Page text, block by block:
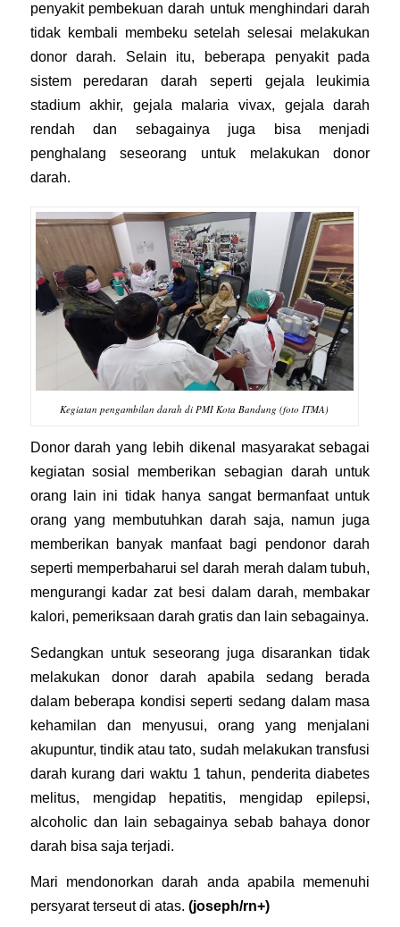
penyakit pembekuan darah untuk menghindari darah
tidak kembali membeku setelah selesai melakukan
donor darah. Selain itu, beberapa penyakit pada
sistem peredaran darah seperti gejala leukimia
stadium akhir, gejala malaria vivax, gejala darah
rendah dan sebagainya juga bisa menjadi
penghalang seseorang untuk melakukan donor
darah.
Kegiatan pengambilan darah di PMI Kota Bandung (foto ITMA)
Donor darah yang lebih dikenal masyarakat sebagai
kegiatan sosial memberikan sebagian darah untuk
orang lain ini tidak hanya sangat bermanfaat untuk
orang yang membutuhkan darah saja, namun juga
memberikan banyak manfaat bagi pendonor darah
seperti memperbaharui sel darah merah dalam tubuh,
mengurangi kadar zat besi dalam darah, membakar
kalori, pemeriksaan darah gratis dan lain sebagainya.
Sedangkan untuk seseorang juga disarankan tidak
melakukan donor darah apabila sedang berada
dalam beberapa kondisi seperti sedang dalam masa
kehamilan dan menyusui, orang yang menjalani
akupuntur, tindik atau tato, sudah melakukan transfusi
darah kurang dari waktu 1 tahun, penderita diabetes
melitus, mengidap hepatitis, mengidap epilepsi,
alcoholic dan lain sebagainya sebab bahaya donor
darah bisa saja terjadi.
Mari mendonorkan darah anda apabila memenuhi
persyarat terseut di atas. (joseph/rn+)